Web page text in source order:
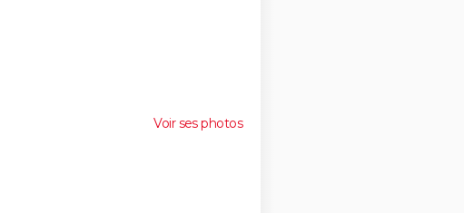
Voir ses photos